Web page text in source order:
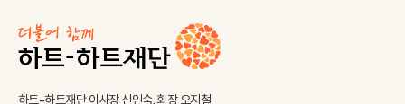
하트-하트재단 이사장 신인숙, 회장 오지철